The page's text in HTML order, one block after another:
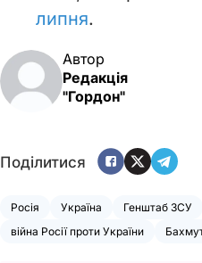
липня.
Автор
Редакція
"Гордон"
Поділитися
Росія Україна Генштаб ЗСУ
війна Росії проти України